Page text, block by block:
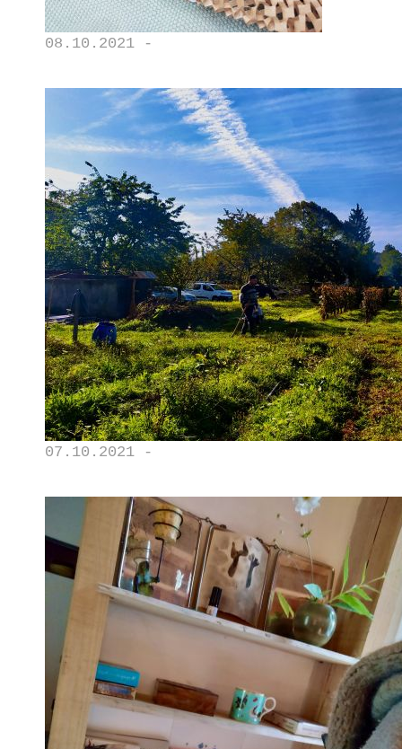
08.10.2021 -
07.10.2021 -